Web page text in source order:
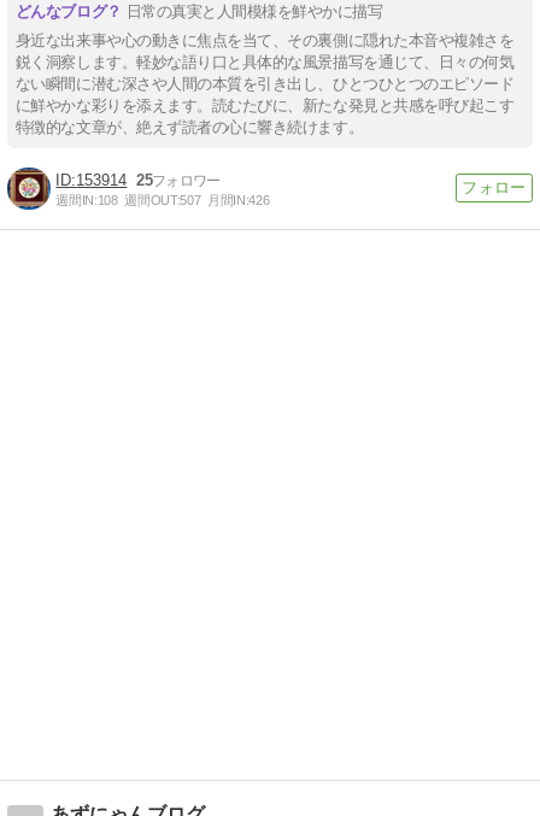
日常の真実と人間模様を鮮やかに描写
身近な出来事や心の動きに焦点を当て、その裏側に隠れた本音や複雑さを
鋭く洞察します。軽妙な語り口と具体的な風景描写を通じて、日々の何気
ない瞬間に潜む深さや人間の本質を引き出し、ひとつひとつのエピソード
に鮮やかな彩りを添えます。読むたびに、新たな発見と共感を呼び起こす
特徴的な文章が、絶えず読者の心に響き続けます。
153914 25
週間IN:108 週間OUT:507 月間IN:426